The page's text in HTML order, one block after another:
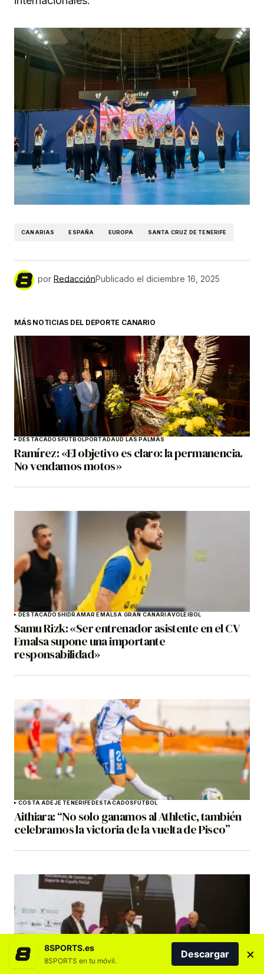
CANARIAS ESPAÑA EUROPA SANTA CRUZ DE TENERIFE
por RedacciónPublicado el diciembre 16, 2025
MÁS NOTICIAS DEL DEPORTE CANARIO
DESTACADOSFÚTBOLPORTADAUD LAS PALMAS
Ramírez: «El objetivo es claro: la permanencia.
No vendamos motos»
DESTACADOSHIDRAMAR EMALSA GRAN CANARIAVOLEIBOL
Samu Rizk: «Ser entrenador asistente en el CV
Emalsa supone una importante
responsabilidad»
COSTA ADEJE TENERIFEDESTACADOSFÚTBOL
Aithiara: “No solo ganamos al Athletic, también
celebramos la victoria de la vuelta de Pisco”
8SPORTS.es
8SPORTS en tu móvil.
Descargar ×